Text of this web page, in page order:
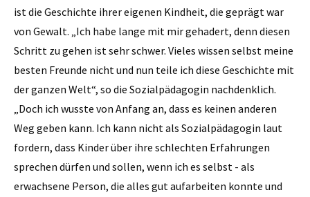
ist die Geschichte ihrer eigenen Kindheit, die geprägt war
von Gewalt. „Ich habe lange mit mir gehadert, denn diesen
Schritt zu gehen ist sehr schwer. Vieles wissen selbst meine
besten Freunde nicht und nun teile ich diese Geschichte mit
der ganzen Welt“, so die So­zialpädagogin nachdenklich.
„Doch ich wusste von Anfang an, dass es keinen anderen
Weg geben kann. Ich kann nicht als Sozialpädagogin laut
fordern, dass Kinder über ihre schlechten Erfahrungen
sprechen dürfen und sollen, wenn ich es selbst - als
erwachsene Person, die alles gut aufarbeiten konnte und